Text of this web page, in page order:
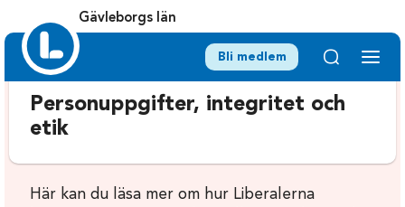
Gävleborgs län
Bli medlem
Personuppgifter, integritet och
etik
Här kan du läsa mer om hur Liberalerna